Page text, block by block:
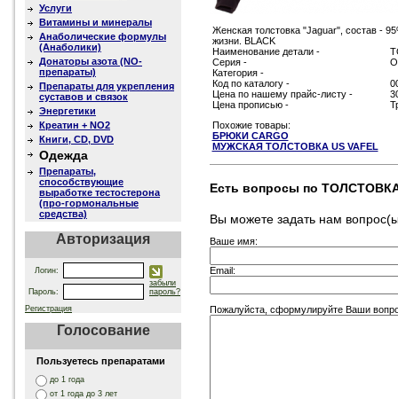
Услуги
Витамины и минералы
Анаболические формулы
(Анаболики)
Донаторы азота (NO-
препараты)
Препараты для укрепления
суставов и связок
Энергетики
Креатин + NO2
Книги, CD, DVD
Одежда
Препараты,
способствующие
выработке тестостерона
(про-гормональные
средства)
Авторизация
Логин:
Пароль:
забыли
пароль?
Регистрация
Голосование
Пользуетесь препаратами
до 1 года
от 1 года до 3 лет
Женская толстовка "Jaguar", состав -
жизни. BLACK
Наименование детали -
Серия -
Категория -
Код по каталогу -
Цена по нашему прайс-листу -
Цена прописью -
Похожие товары:
БРЮКИ CARGO
МУЖСКАЯ ТОЛСТОВКА US VAFEL
Есть вопросы по
Вы можете задать нам
Ваше имя:
Email:
Пожалуйста, сформулируйте Ваши